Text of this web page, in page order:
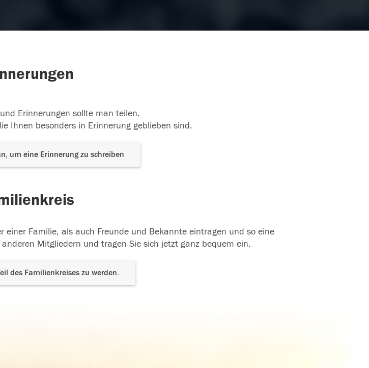
Erinnerungen sollte man teilen.
Ihnen besonders in Erinnerung geblieben sind.
um eine Erinnerung zu schreiben
Familie, als auch Freunde und Bekannte eintragen und so eine
Mitgliedern und tragen Sie sich jetzt ganz bequem ein.
des Familienkreises zu werden.